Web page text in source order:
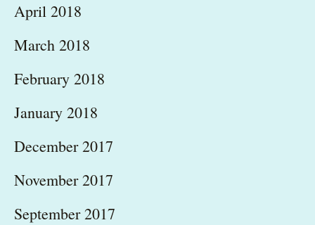
April 2018
March 2018
February 2018
January 2018
December 2017
November 2017
September 2017